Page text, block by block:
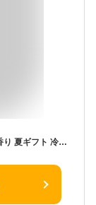
プチギフト 退職 入浴剤 ハンドクリーム ローズの香り 夏ギフト 冷房 乾燥対策 保湿 お世話になりました シール 異動 お礼 プレゼント 女性 男性 子ども 大人 誕生日 産休 挨拶 詰め合わせ 粗品 結婚式 お風呂 アロマ 実用的 BOX入り 送別